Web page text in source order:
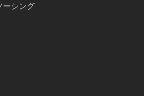
ーシング